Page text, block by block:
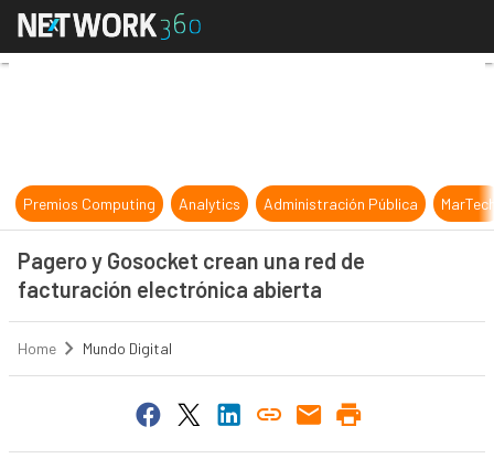
Pagero y Gosocket crean una
Premios Computing Analytics Administración Pública
Pagero y Gosocket crean una red de
facturación electrónica abierta
Home Mundo Digital